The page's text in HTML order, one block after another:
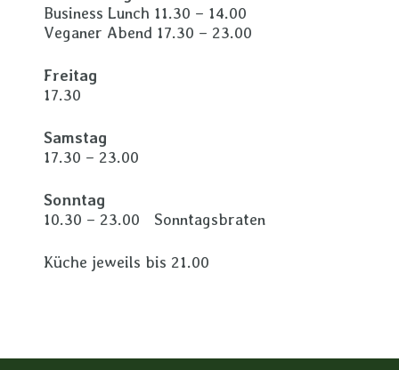
Business Lunch 11.30 – 14.00
Veganer Abend 17.30 – 23.00
Freitag
17.30
Samstag
17.30 – 23.00
Sonntag
10.30 – 23.00 Sonntagsbraten
Küche jeweils bis 21.00